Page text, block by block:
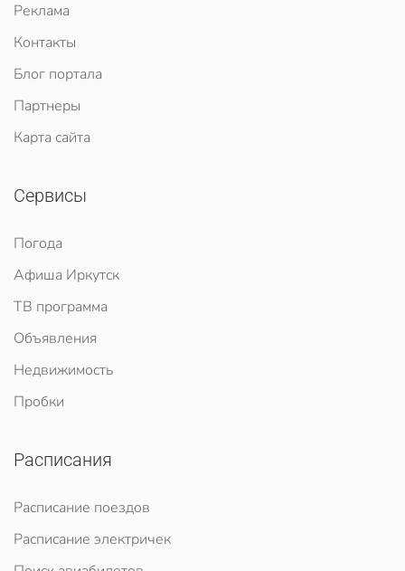
Реклама
Контакты
Блог портала
Партнеры
Карта сайта
Сервисы
Погода
Афиша Иркутск
ТВ программа
Объявления
Недвижимость
Пробки
Расписания
Расписание поездов
Расписание электричек